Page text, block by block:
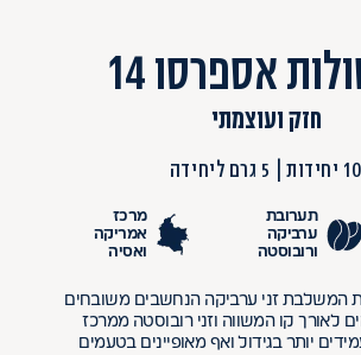
אספרסו 14
חזק ועוצמתי
10 יחידות 5 גרם ליחידה
תערובת
ערביקה
ורובוסטה
מרכז
אמריקה
ואסיה
המשלבת זני ערביקה הנחשבים משובחים
לאורך קו המשווה וזני רובוסטה ממרכז
יותר בגידול ואף מאופיינים בטעמים